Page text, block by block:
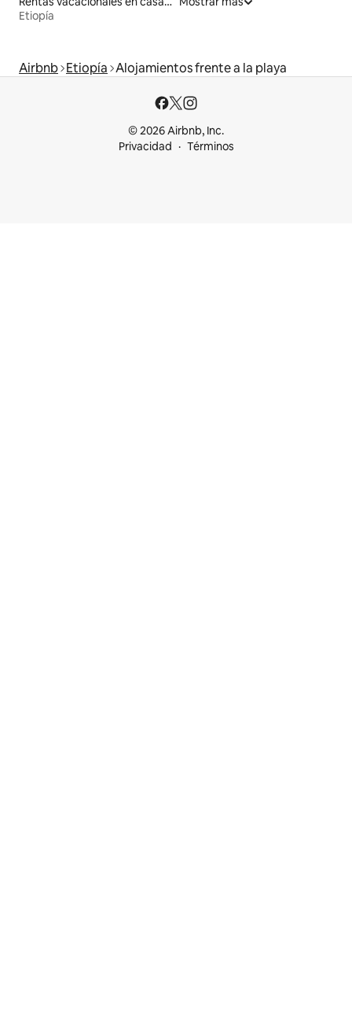
Etiopía
Airbnb Etiopía Alojamientos frente a la playa
© 2026 Airbnb, Inc.
Privacidad
Términos